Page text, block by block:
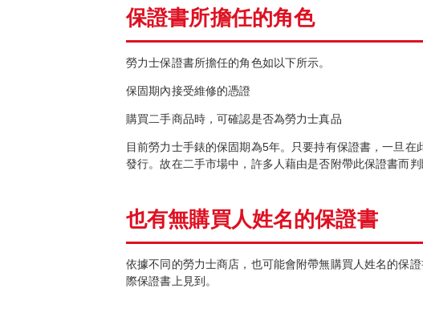
保證書所擔任的角色
勞力士保證書所擔任的角色如以下所示。
保固期內接受維修的憑證
購買二手商品時，可確認是否為勞力士真品
目前勞力士手錶的保固期為5年。只要持有保證書，一旦
發行。故在二手市場中，許多人藉由是否附帶此保證書而判
也有無購買人姓名的保證書
依據不同的勞力士商店，也可能會附帶無購買人姓名的保
際保證書上見到。